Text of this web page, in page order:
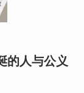
的人与公义